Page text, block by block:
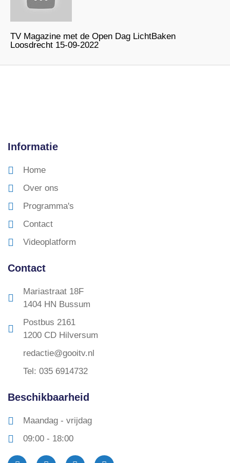
TV Magazine met de Open Dag LichtBaken
Loosdrecht 15-09-2022
Informatie
Home
Over ons
Programma's
Contact
Videoplatform
Contact
Mariastraat 18F
1404 HN Bussum
Postbus 2161
1200 CD Hilversum
redactie@gooitv.nl
Tel: 035 6914732
Beschikbaarheid
Maandag - vrijdag
09:00 - 18:00